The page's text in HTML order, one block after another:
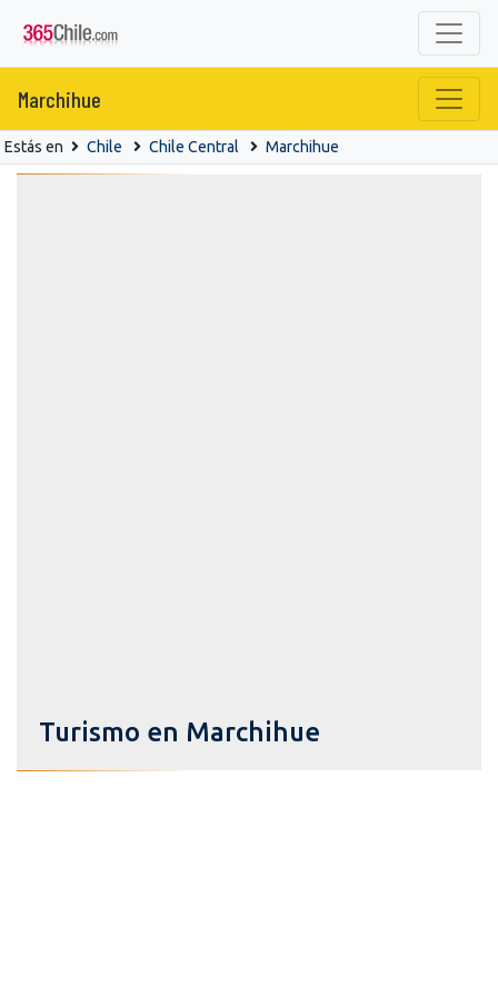
Marchihue
Estás en Chile Chile Central Marchihue
Turismo en Marchihue